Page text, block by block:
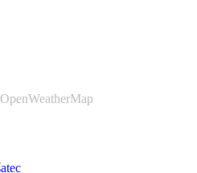
OpenWeatherMap